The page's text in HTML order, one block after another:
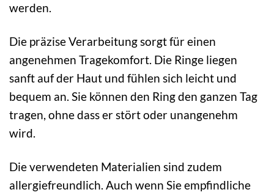
werden.
Die präzise Verarbeitung sorgt für einen
angenehmen Tragekomfort. Die Ringe liegen
sanft auf der Haut und fühlen sich leicht und
bequem an. Sie können den Ring den ganzen Tag
tragen, ohne dass er stört oder unangenehm
wird.
Die verwendeten Materialien sind zudem
allergiefreundlich. Auch wenn Sie empfindliche